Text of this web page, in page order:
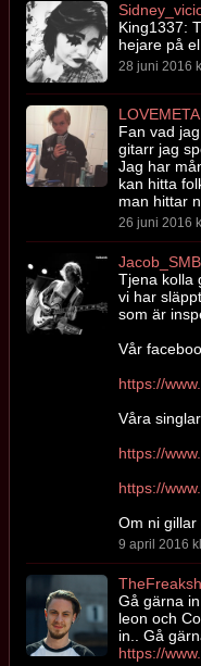
King1337:
hejare på
28 juni 2016
Fan vad
gitarr jag
Jag har
kan hitta
man hittar
26 juni 2016
Jacob_SMB
Tjena kolla
vi har
som är
Vår
Våra
Om ni
9 april 2016
Gå gärna
leon och
in.. Gå